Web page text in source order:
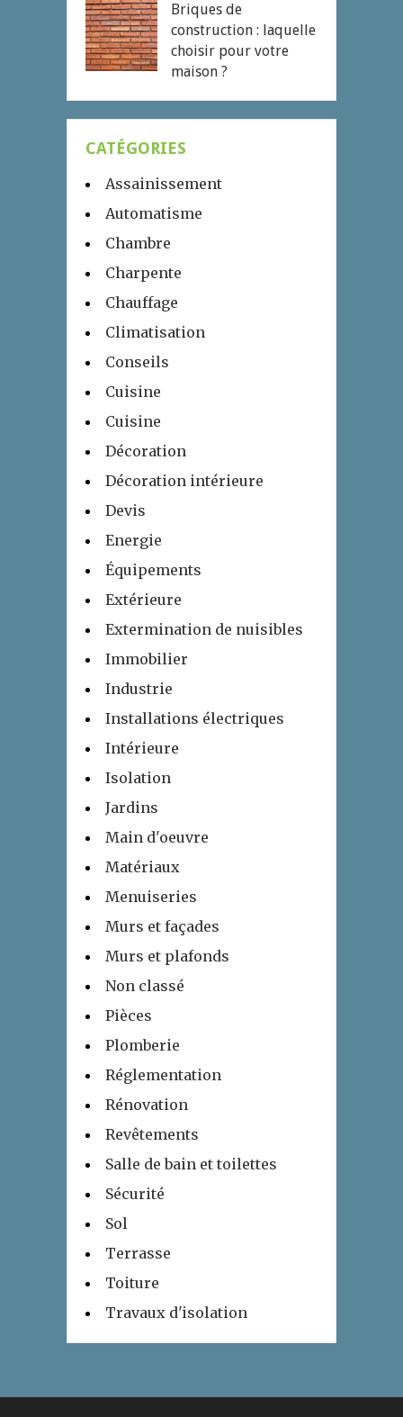
Briques de
construction : laquelle
choisir pour votre
maison ?
CATÉGORIES
Assainissement
Automatisme
Chambre
Charpente
Chauffage
Climatisation
Conseils
Cuisine
Cuisine
Décoration
Décoration intérieure
Devis
Energie
Équipements
Extérieure
Extermination de nuisibles
Immobilier
Industrie
Installations électriques
Intérieure
Isolation
Jardins
Main d'oeuvre
Matériaux
Menuiseries
Murs et façades
Murs et plafonds
Non classé
Pièces
Plomberie
Réglementation
Rénovation
Revêtements
Salle de bain et toilettes
Sécurité
Sol
Terrasse
Toiture
Travaux d'isolation